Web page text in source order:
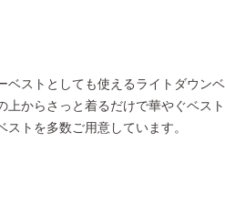
ストとしても使えるライトダウン
上からさっと着るだけで華やぐベス
トを多数ご用意しています。